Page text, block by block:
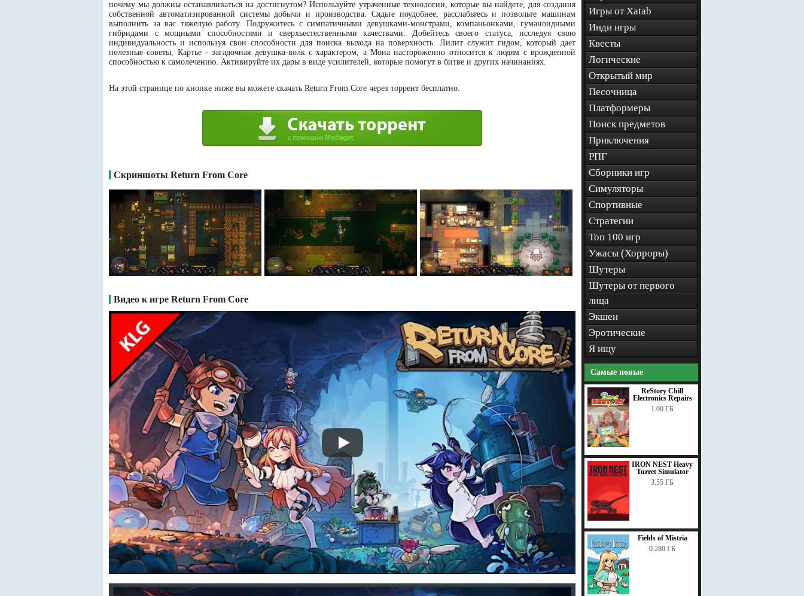
почему мы должны останавливаться на достигнутом? Используйте утраченные технологии, которые вы найдете, для создания
собственной автоматизированной системы добычи и производства. Сядьте поудобнее, расслабьтесь и позвольте машинам
выполнить за вас тяжелую работу. Подружитесь с симпатичными девушками-монстрами, компаньонками, гуманоидными
гибридами с мощными способностями и сверхъестественными качествами. Добейтесь своего статуса, исследуя свою
индивидуальность и используя свои способности для поиска выхода на поверхность. Лилит служит гидом, который дает
полезные советы, Картье - загадочная девушка-волк с характером, а Мона настороженно относится к людям с врожденной
способностью к самолечению. Активируйте их дары в виде усилителей, которые помогут в битве и других начинаниях.
На этой странице по кнопке ниже вы можете скачать Return From Core через торрент бесплатно.
Скриншоты Return From Core
Видео к игре Return From Core
Игры от Xatab
Инди игры
Квесты
Логические
Открытый мир
Песочница
Платформеры
Поиск предметов
Приключения
РПГ
Сборники игр
Симуляторы
Спортивные
Стратегии
Топ 100 игр
Ужасы (Хорроры)
Шутеры
Шутеры от первого
лица
Экшен
Эротические
Я ищу
Самые новые
ReStory Chill
Electronics Repairs
1.00 ГБ
IRON NEST Heavy
Turret Simulator
3.55 ГБ
Fields of Mistria
0.280 ГБ